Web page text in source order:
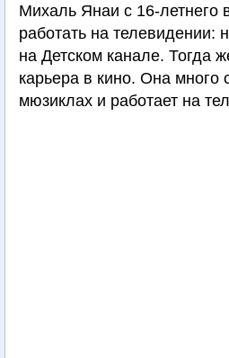
Михаль Янаи с 16-летнего
работать на телевидении:
на Детском канале. Тогда
карьера в кино. Она много
мюзиклах и работает на